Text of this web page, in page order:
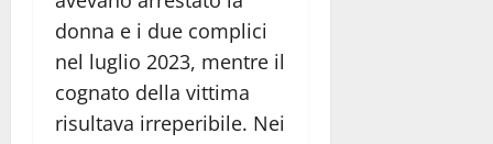
donna e i due complici
nel luglio 2023, mentre il
cognato della vittima
risultava irreperibile. Nei